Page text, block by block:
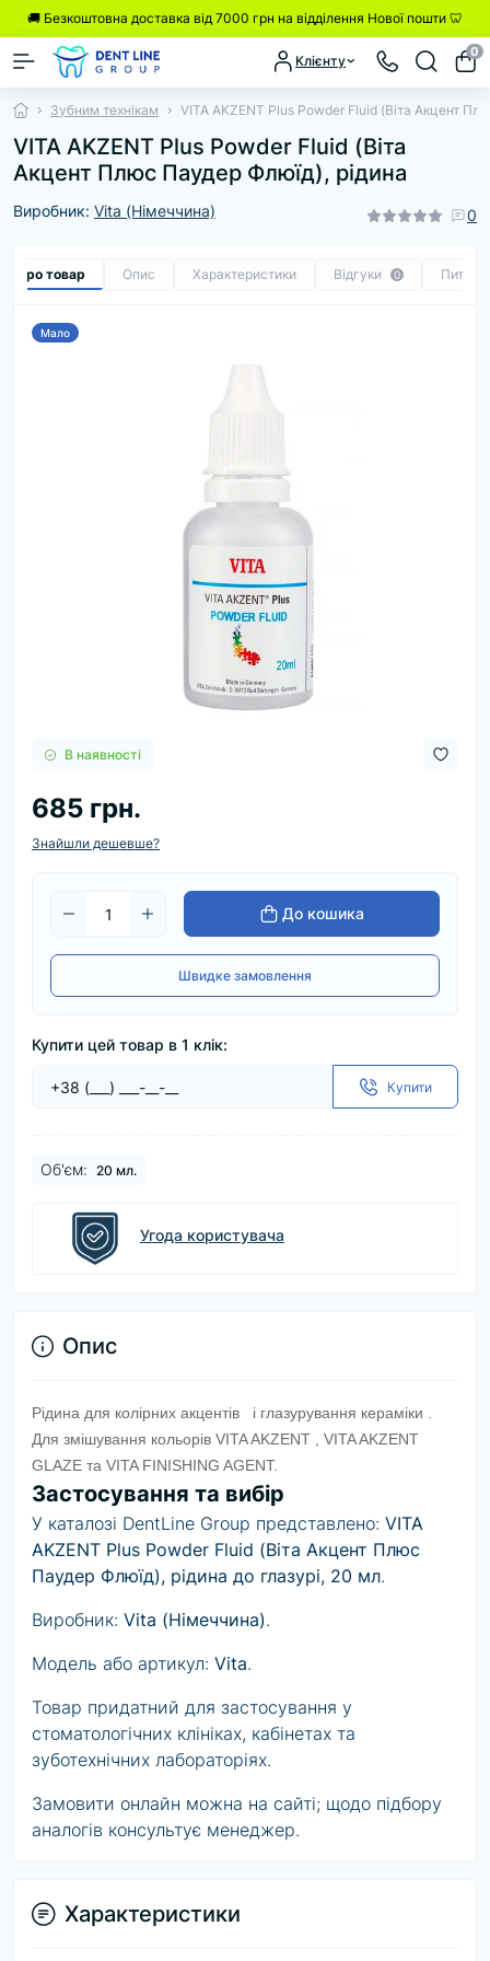
🚚 Безкоштовна доставка від 7000 грн на відділення Нової пошти 🦷
Клієнту
0
Зубним технікам VITA AKZENT Plus Powder Fluid (Віта Акцент
VITA AKZENT Plus Powder Fluid (Віта
Акцент Плюс Паудер Флюїд), рідина
Виробник: Vita (Німеччина) 0
про товар Опис Характеристики Відгуки 0
Мало
В наявності
685 грн.
Знайшли дешевше?
До кошика
Швидке замовлення
Купити цей товар в 1 клік:
Купити
Об'єм: 20 мл.
Угода користувача
Опис
Рідина для колірних акцентів і глазурування кераміки
Для змішування кольорів VITA AKZENT
, VITA AKZENT
GLAZE та VITA FINISHING AGENT.
Застосування та вибір
У каталозі DentLine Group представлено: VITA
AKZENT Plus Powder Fluid (Віта Акцент Плюс
Паудер Флюїд), рідина до глазурі, 20 мл.
Виробник: Vita (Німеччина).
Модель або артикул: Vita.
Товар придатний для застосування у
стоматологічних клініках, кабінетах та
зуботехнічних лабораторіях.
Замовити онлайн можна на сайті; щодо підбору
аналогів консультує менеджер.
Характеристики